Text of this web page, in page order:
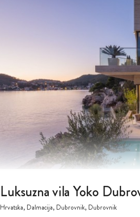
Hrvatska, Dalmacija, Dubrovnik, Dubrovnik